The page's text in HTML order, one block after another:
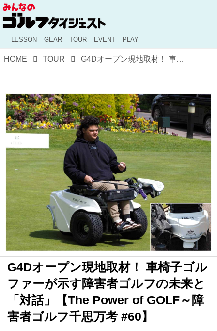
LESSON GEAR TOUR EVENT PLAY
HOME TOUR G4Dオープン現地取材！ 車椅子ゴルファーが示す障害者ゴルフの未来と「対話」【The Power of GOLF～障害者ゴルフ千思万考 #60】
G4Dオープン現地取材！ 車椅子ゴル
ファーが示す障害者ゴルフの未来と
「対話」【The Power of GOLF～障
害者ゴルフ千思万考 #60】